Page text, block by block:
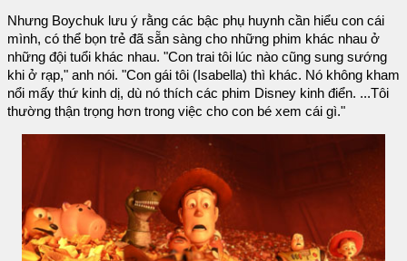
Nhưng Boychuk lưu ý rằng các bậc phụ huynh cần hiểu con cái
mình, có thể bọn trẻ đã sẵn sàng cho những phim khác nhau ở
những đội tuổi khác nhau. "Con trai tôi lúc nào cũng sung sướng
khi ở rạp," anh nói. "Con gái tôi (Isabella) thì khác. Nó không kham
nổi mấy thứ kinh dị, dù nó thích các phim Disney kinh điển. ...Tôi
thường thận trọng hơn trong việc cho con bé xem cái gì."